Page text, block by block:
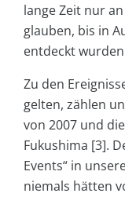
lange Zeit nur
glauben, bis in
entdeckt
Zu den
gelten, zählen
von 2007 und
Fukushima [3].
Events“ in
niemals hätten